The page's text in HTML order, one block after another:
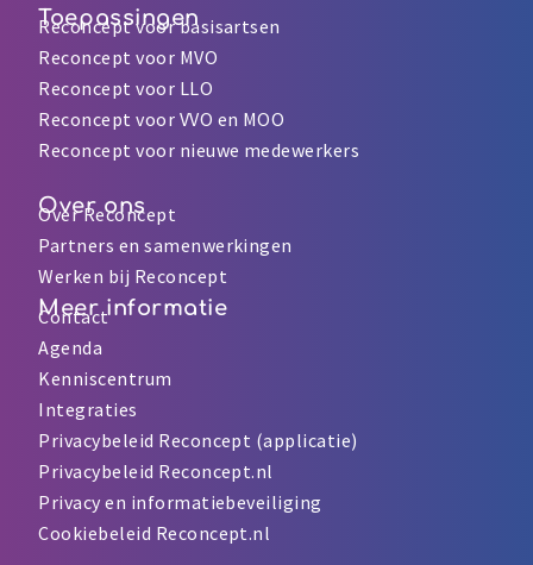
Toepassingen
Reconcept voor basisartsen
Reconcept voor MVO
Reconcept voor LLO
Reconcept voor VVO en MOO
Reconcept voor nieuwe medewerkers
Over ons
Over Reconcept
Partners en samenwerkingen
Werken bij Reconcept
Meer informatie
Contact
Agenda
Kenniscentrum
Integraties
Privacybeleid Reconcept (applicatie)
Privacybeleid Reconcept.nl
Privacy en informatiebeveiliging
Cookiebeleid Reconcept.nl